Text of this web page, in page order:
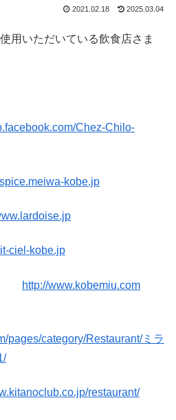
2025.03.04
2021.02.18
用いただいている飲食店さま
Chez-Chilo-
kobe.jp
ciel-kobe.jp
ウ http://www.kobemiu.com
pages/category/Restaurant/ミラ
restaurant/